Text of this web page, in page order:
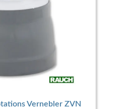
Vernebler ZVN